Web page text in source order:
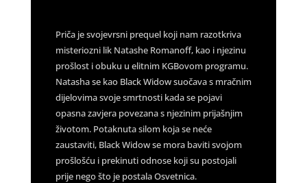
Priča je svojevrsni prequel koji nam razotkriva
misteriozni lik Natashe Romanoff, kao i njezinu
prošlost i obuku u elitnim KGBovom programu.
Natasha se kao Black Widow suočava s mračnim
dijelovima svoje smrtnosti kada se pojavi
opasna zavjera povezana s njezinim prijašnjim
životom. Potaknuta silom koja se neće
zaustaviti, Black Widow se mora baviti svojom
prošlošću i prekinuti odnose koji su postojali
prije nego što je postala Osvetnica.